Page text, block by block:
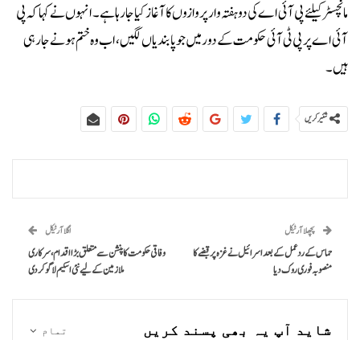
مانچسٹر کیلئے پی آئی اے کی دو ہفتہ وار پروازوں کا آغاز کیا جا رہا ہے۔انہوں نے کہا کہ پی
آئی اے پر پی ٹی آئی حکومت کے دور میں جو پابندیاں لگیں، اب وہ ختم ہونے جا رہی
ہیں۔
شئیر کریں
پچھلا آرٹیکل
حماس کے ردعمل کے بعد اسرائیل نے غزہ پر قبضے کا
منصوبہ فوری روک دیا
اگلا آرٹیکل
وفاقی حکومت کا پنشن سے متعلق بڑا اقدام، سرکاری
ملازمین کے لیے نئی اسکیم لاگو کردی
تمام شاید آپ یہ بھی پسند کریں